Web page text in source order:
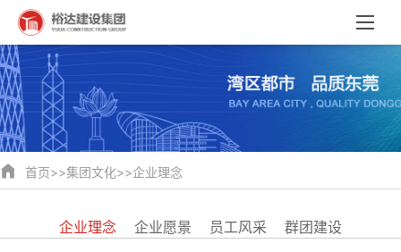
首页>>集团文化>>企业理念
企业理念 企业愿景 员工风采 群团建设